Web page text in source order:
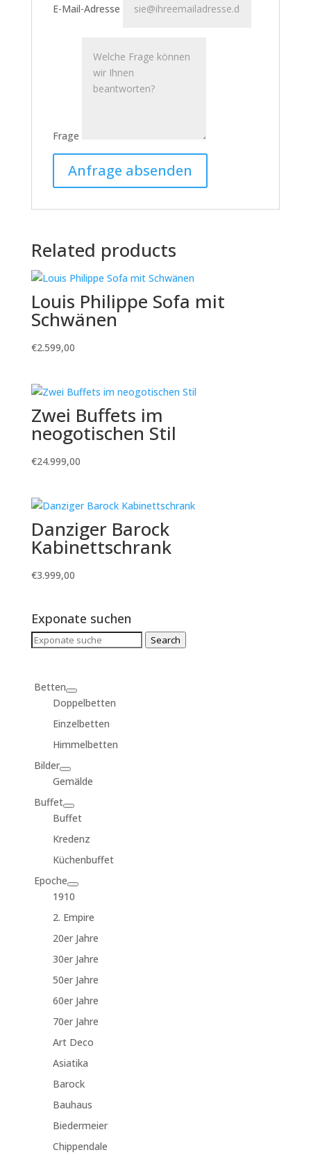
E-Mail-Adresse
Frage
Related products
Louis Philippe Sofa mit
Schwänen
€2.599,00
Zwei Buffets im
neogotischen Stil
€24.999,00
Danziger Barock
Kabinettschrank
€3.999,00
Exponate suchen
Search
Search
Betten
Doppelbetten
Einzelbetten
Himmelbetten
Bilder
Gemälde
Buffet
Buffet
Kredenz
Küchenbuffet
Epoche
1910
2. Empire
20er Jahre
30er Jahre
50er Jahre
60er Jahre
70er Jahre
Art Deco
Asiatika
Barock
Bauhaus
Biedermeier
Chippendale